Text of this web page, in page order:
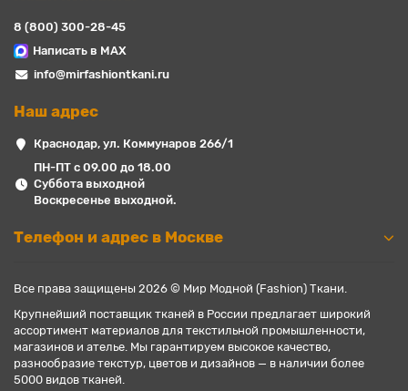
8 (800) 300-28-45
Написать в MAX
info@mirfashiontkani.ru
Наш адрес
Краснодар, ул. Коммунаров 266/1
ПН-ПТ с 09.00 до 18.00
Суббота выходной
Воскресенье выходной.
Телефон и адрес в Москве
Все права защищены 2026 © Мир Модной (Fashion) Ткани.
Крупнейший поставщик тканей в России предлагает широкий
ассортимент материалов для текстильной промышленности,
магазинов и ателье. Мы гарантируем высокое качество,
разнообразие текстур, цветов и дизайнов — в наличии более
5000 видов тканей.